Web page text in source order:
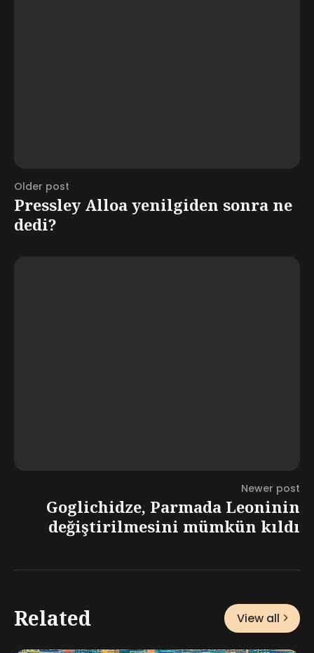
Older post
Pressley Alloa yenilgiden sonra ne
dedi?
Newer post
Goglichidze, Parmada Leoninin
değiştirilmesini mümkün kıldı
Related View all